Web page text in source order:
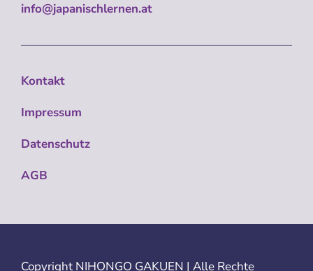
info@japanischlernen.at
Kontakt
Impressum
Datenschutz
AGB
Copyright NIHONGO GAKUEN | Alle Rechte